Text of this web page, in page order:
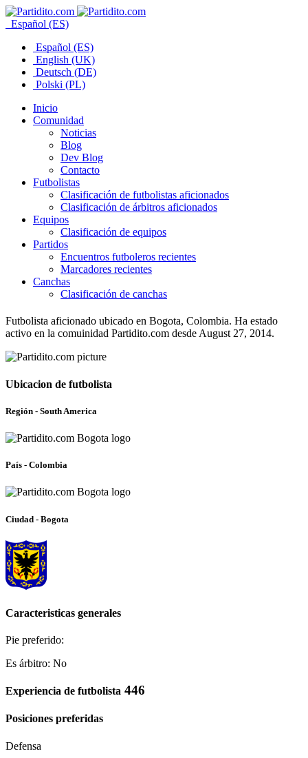
Español (ES)
Español (ES)
English (UK)
Deutsch (DE)
Polski (PL)
Inicio
Comunidad
Noticias
Blog
Dev Blog
Contacto
Futbolistas
Clasificación de futbolistas aficionados
Clasificación de árbitros aficionados
Equipos
Clasificación de equipos
Partidos
Encuentros futboleros recientes
Marcadores recientes
Canchas
Clasificación de canchas
Futbolista aficionado ubicado en Bogota, Colombia. Ha estado
activo en la comuinidad Partidito.com desde August 27, 2014.
Ubicacion de futbolista
Región - South America
País - Colombia
Ciudad - Bogota
Caracteristicas generales
Pie preferido:
Es árbitro: No
Experiencia de futbolista 446
Posiciones preferidas
Defensa